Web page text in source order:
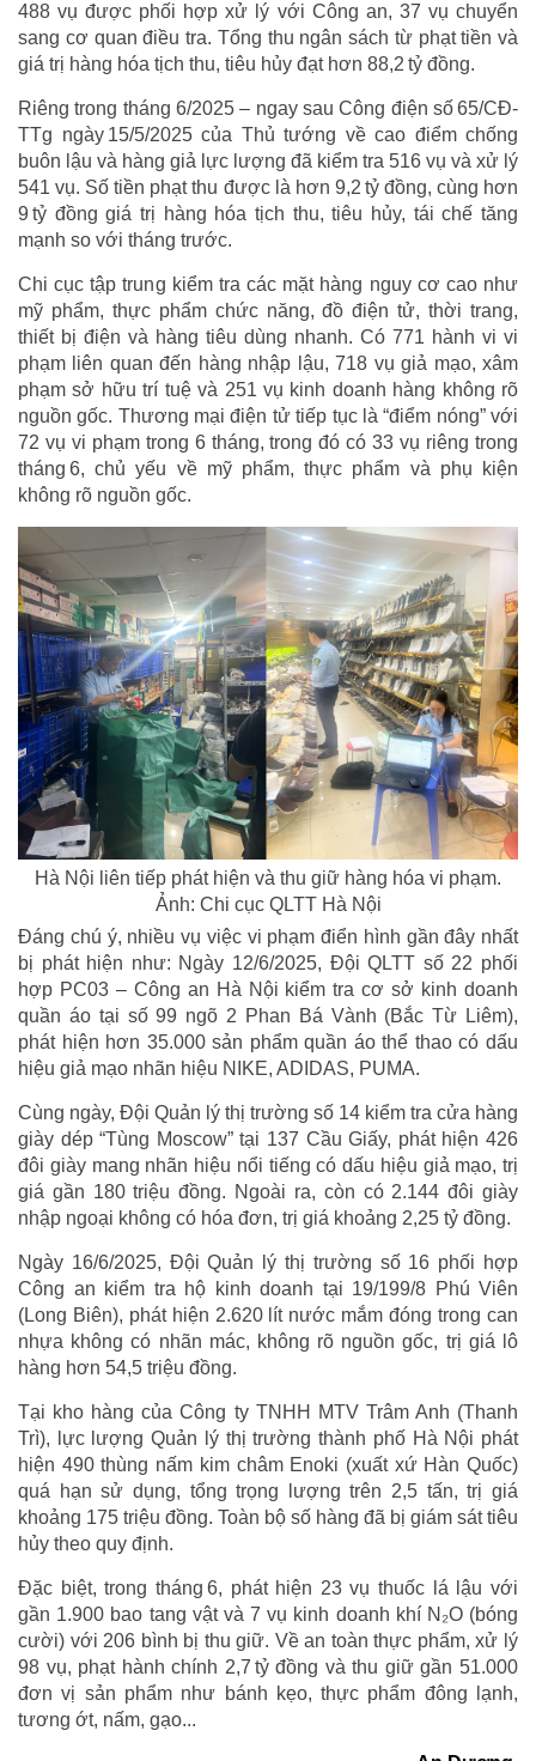
488 vụ được phối hợp xử lý với Công an, 37 vụ chuyển
sang cơ quan điều tra. Tổng thu ngân sách từ phạt tiền và
giá trị hàng hóa tịch thu, tiêu hủy đạt hơn 88,2 tỷ đồng.
Riêng trong tháng 6/2025 – ngay sau Công điện số 65/CĐ-
TTg ngày 15/5/2025 của Thủ tướng về cao điểm chống
buôn lậu và hàng giả lực lượng đã kiểm tra 516 vụ và xử lý
541 vụ. Số tiền phạt thu được là hơn 9,2 tỷ đồng, cùng hơn
9 tỷ đồng giá trị hàng hóa tịch thu, tiêu hủy, tái chế tăng
mạnh so với tháng trước.
Chi cục tập trung kiểm tra các mặt hàng nguy cơ cao như
mỹ phẩm, thực phẩm chức năng, đồ điện tử, thời trang,
thiết bị điện và hàng tiêu dùng nhanh. Có 771 hành vi vi
phạm liên quan đến hàng nhập lậu, 718 vụ giả mạo, xâm
phạm sở hữu trí tuệ và 251 vụ kinh doanh hàng không rõ
nguồn gốc. Thương mại điện tử tiếp tục là “điểm nóng” với
72 vụ vi phạm trong 6 tháng, trong đó có 33 vụ riêng trong
tháng 6, chủ yếu về mỹ phẩm, thực phẩm và phụ kiện
không rõ nguồn gốc.
Hà Nội liên tiếp phát hiện và thu giữ hàng hóa vi phạm.
Ảnh: Chi cục QLTT Hà Nội
Đáng chú ý, nhiều vụ việc vi phạm điển hình gần đây nhất
bị phát hiện như: Ngày 12/6/2025, Đội QLTT số 22 phối
hợp PC03 – Công an Hà Nội kiểm tra cơ sở kinh doanh
quần áo tại số 99 ngõ 2 Phan Bá Vành (Bắc Từ Liêm),
phát hiện hơn 35.000 sản phẩm quần áo thể thao có dấu
hiệu giả mạo nhãn hiệu NIKE, ADIDAS, PUMA.
Cùng ngày, Đội Quản lý thị trường số 14 kiểm tra cửa hàng
giày dép “Tùng Moscow” tại 137 Cầu Giấy, phát hiện 426
đôi giày mang nhãn hiệu nổi tiếng có dấu hiệu giả mạo, trị
giá gần 180 triệu đồng. Ngoài ra, còn có 2.144 đôi giày
nhập ngoại không có hóa đơn, trị giá khoảng 2,25 tỷ đồng.
Ngày 16/6/2025, Đội Quản lý thị trường số 16 phối hợp
Công an kiểm tra hộ kinh doanh tại 19/199/8 Phú Viên
(Long Biên), phát hiện 2.620 lít nước mắm đóng trong can
nhựa không có nhãn mác, không rõ nguồn gốc, trị giá lô
hàng hơn 54,5 triệu đồng.
Tại kho hàng của Công ty TNHH MTV Trâm Anh (Thanh
Trì), lực lượng Quản lý thị trường thành phố Hà Nội phát
hiện 490 thùng nấm kim châm Enoki (xuất xứ Hàn Quốc)
quá hạn sử dụng, tổng trọng lượng trên 2,5 tấn, trị giá
khoảng 175 triệu đồng. Toàn bộ số hàng đã bị giám sát tiêu
hủy theo quy định.
Đặc biệt, trong tháng 6, phát hiện 23 vụ thuốc lá lậu với
gần 1.900 bao tang vật và 7 vụ kinh doanh khí N₂O (bóng
cười) với 206 bình bị thu giữ. Về an toàn thực phẩm, xử lý
98 vụ, phạt hành chính 2,7 tỷ đồng và thu giữ gần 51.000
đơn vị sản phẩm như bánh kẹo, thực phẩm đông lạnh,
tương ớt, nấm, gạo...